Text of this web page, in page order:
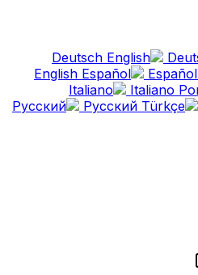
English
Español
Italiano
Русский